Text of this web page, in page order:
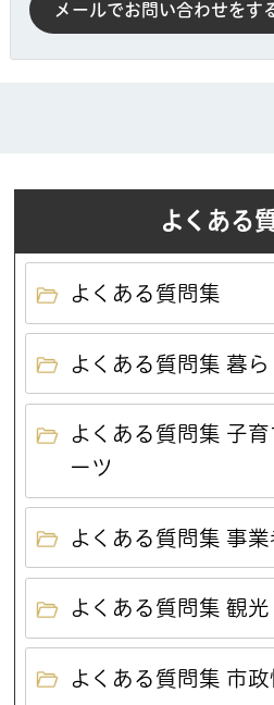
メールでお問い合わせをす
よくある
よくある質問集
よくある質問集 暮
よくある質問集 子
ーツ
よくある質問集 事
よくある質問集 観光
よくある質問集 市政